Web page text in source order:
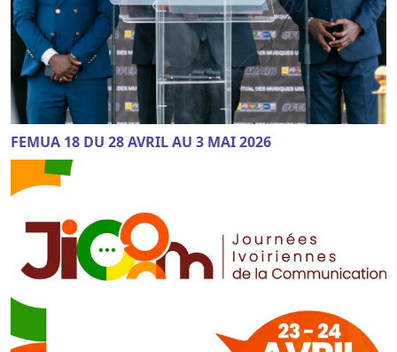
FEMUA 18 DU 28 AVRIL AU 3 MAI 2026